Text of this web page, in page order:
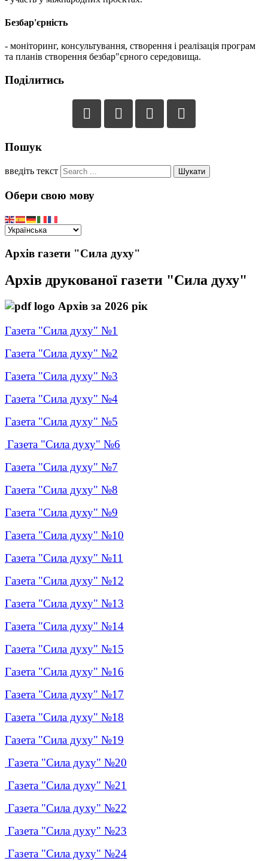
Безбар'єрність
- моніторинг, консультування, створення і реалізація програм
та планів створення безбар"єрного середовища.
Поділитись
Пошук
введіть текст Шукати
Обери свою мову
Архів газети "Сила духу"
Архів друкованої газети "Сила духу"
Архів за 2026 рік
Газета "Сила духу" №1
Газета "Сила духу" №2
Газета "Сила духу" №3
Газета "Сила духу" №4
Газета "Сила духу" №5
Газета "Сила духу" №6
Газета "Сила духу" №7
Газета "Сила духу" №8
Газета "Сила духу" №9
Газета "Сила духу" №10
Газета "Сила духу" №11
Газета "Сила духу" №12
Газета "Сила духу" №13
Газета "Сила духу" №14
Газета "Сила духу" №15
Газета "Сила духу" №16
Газета "Сила духу" №17
Газета "Сила духу" №18
Газета "Сила духу" №19
Газета "Сила духу" №20
Газета "Сила духу" №21
Газета "Сила духу" №22
Газета "Сила духу" №23
Газета "Сила духу" №24